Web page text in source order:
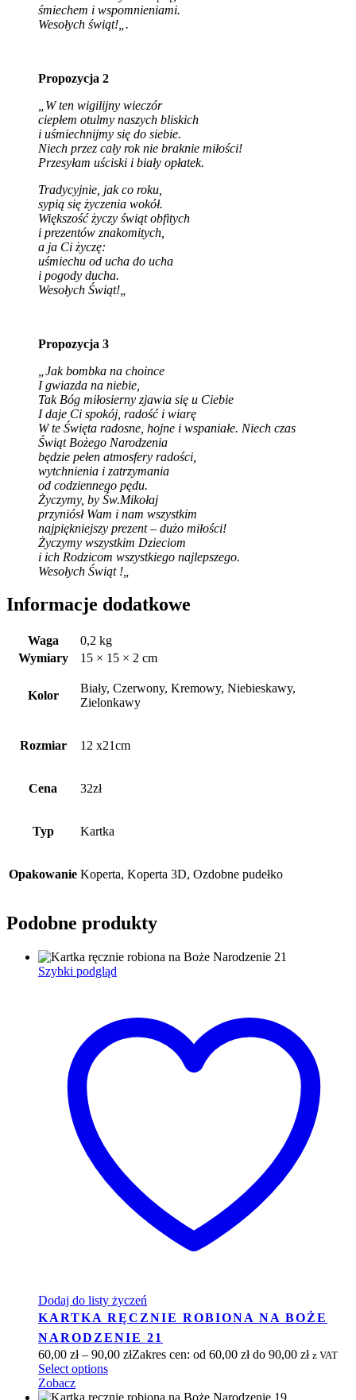
śmiechem i wspomnieniami.
Wesołych świąt! „.
Propozycja 2
„W ten wigilijny wieczór
ciepłem otulmy naszych bliskich
i uśmiechnijmy się do siebie.
Niech przez cały rok nie braknie miłości!
Przesyłam uściski i biały opłatek.
Tradycyjnie, jak co roku,
sypią się życzenia wokół.
Większość życzy świąt obfitych
i prezentów znakomitych,
a ja Ci życzę:
uśmiechu od ucha do ucha
i pogody ducha.
Wesołych Świąt!
Propozycja 3
„Jak bombka na choince
I gwiazda na niebie,
Tak Bóg miłosierny zjawia się u Ciebie
I daje Ci spokój, radość i wiarę
W te Święta radosne, hojne i wspaniałe. Niech czas
Świąt Bożego Narodzenia
będzie pełen atmosfery radości,
wytchnienia i zatrzymania
od codziennego pędu.
Życzymy, by Św.Mikołaj
przyniósł Wam i nam wszystkim
najpiękniejszy prezent – dużo miłości!
Życzymy wszystkim Dzieciom
i ich Rodzicom wszystkiego najlepszego.
Wesołych Świąt !
Informacje dodatkowe
Waga
0,2 kg
Wymiary
15 × 15 × 2 cm
Kolor
Biały, Czerwony, Kremowy, Niebieskawy,
Zielonkawy
Rozmiar 12 x21cm
Cena 32zł
Typ Kartka
Opakowanie Koperta, Koperta 3D, Ozdobne pudełko
Podobne produkty
Szybki podgląd
Dodaj do listy życzeń
KARTKA RĘCZNIE ROBIONA NA BOŻE
NARODZENIE 21
60,00 zł – 90,00 złZakres cen: od 60,00 zł do 90,00 zł z VAT
Select options
Zobacz